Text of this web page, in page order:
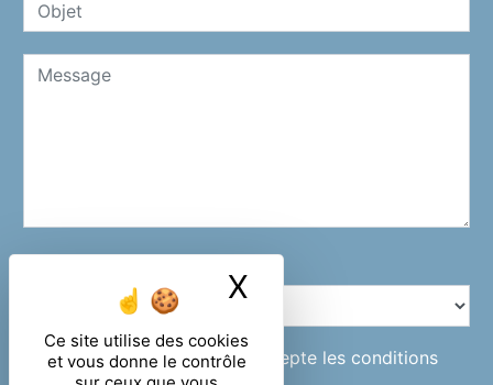
Ce site utilise des cookies
et vous donne le contrôle
X Masquer le
En cochant cette case, j'accepte les conditions